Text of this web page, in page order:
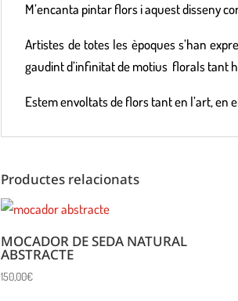
M’encanta pintar flors i aquest disseny
Artistes de totes les èpoques s’han
gaudint d’infinitat de motius florals tant
Estem envoltats de flors tant en l’art, en
Productes relacionats
MOCADOR DE SEDA NATURAL
ABSTRACTE
150,00€